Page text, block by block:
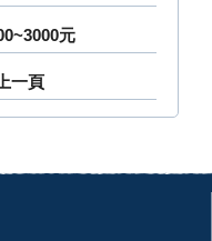
元
上一頁